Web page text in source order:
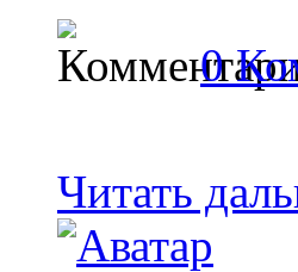
0
Читать